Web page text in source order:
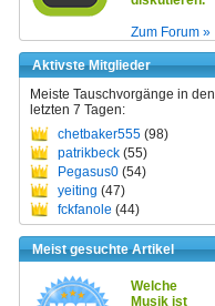
Zum Forum »
Aktivste Mitglieder
Meiste Tauschvorgänge in den
letzten 7 Tagen:
chetbaker555 (98)
patrikbeck (55)
Pegasus0 (54)
yeiting (47)
fckfanole (44)
Meist gesuchte Artikel
Welche
Musik ist